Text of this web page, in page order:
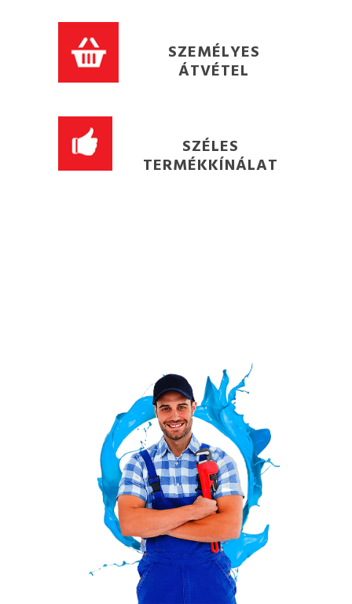
SZEMÉLYES
ÁTVÉTEL
SZÉLES
TERMÉKKÍNÁLAT